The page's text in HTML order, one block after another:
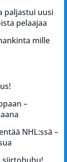
paljastui uusi
pelaajaa
mille
–
NHL:ssä –